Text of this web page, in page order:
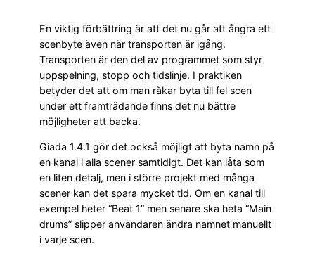
En viktig förbättring är att det nu går att ångra ett
scenbyte även när transporten är igång.
Transporten är den del av programmet som styr
uppspelning, stopp och tidslinje. I praktiken
betyder det att om man råkar byta till fel scen
under ett framträdande finns det nu bättre
möjligheter att backa.
Giada 1.4.1 gör det också möjligt att byta namn på
en kanal i alla scener samtidigt. Det kan låta som
en liten detalj, men i större projekt med många
scener kan det spara mycket tid. Om en kanal till
exempel heter “Beat 1” men senare ska heta “Main
drums” slipper användaren ändra namnet manuellt
i varje scen.